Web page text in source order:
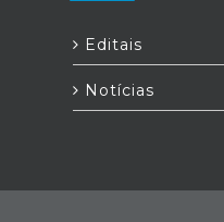
Editais
Notícias